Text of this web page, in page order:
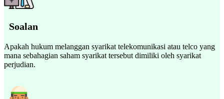
Soalan
Apakah hukum melanggan syarikat telekomunikasi atau telco yang
mana sebahagian saham syarikat tersebut dimiliki oleh syarikat
perjudian.